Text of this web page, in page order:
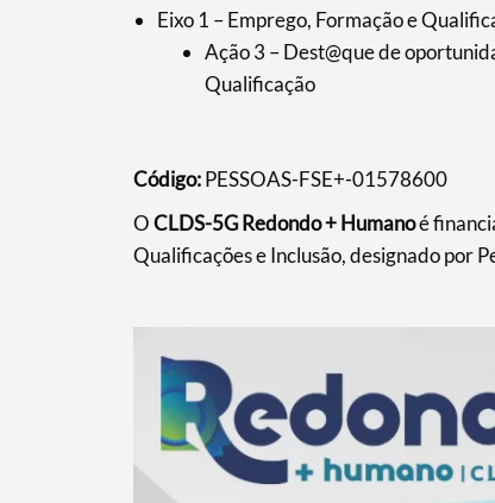
Eixo 1 – Emprego, Formação e
Ação 3 – Dest@que de
Qualificação
Código:PESSOAS-FSE+-01578600
OCLDS-5G Redondo + Humanoé
Qualificações e Inclusão, designado por